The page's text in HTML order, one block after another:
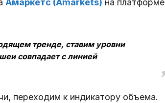
Амаркетс (Amarkets) на платформе
тренде, ставим уровни
совпадает с линией
переходим к индикатору объема.